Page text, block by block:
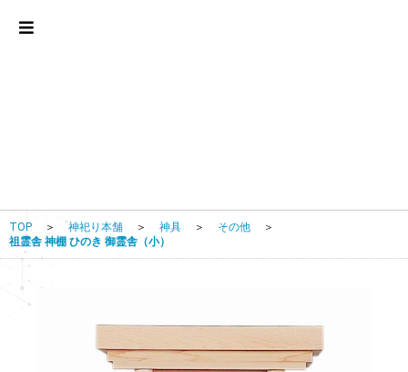
TOP ＞ 神祀り本舗 ＞ 神具 ＞ その他
＞
祖霊舎 神棚 ひのき 御霊舎（小）